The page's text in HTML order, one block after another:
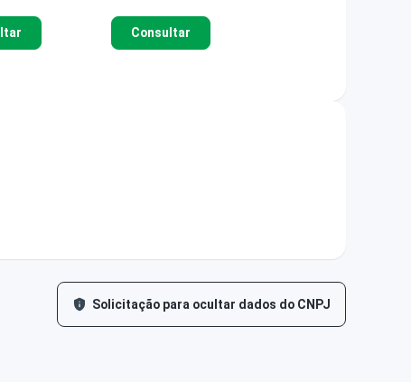
Consultar
Solicitação para ocultar dados do CNPJ